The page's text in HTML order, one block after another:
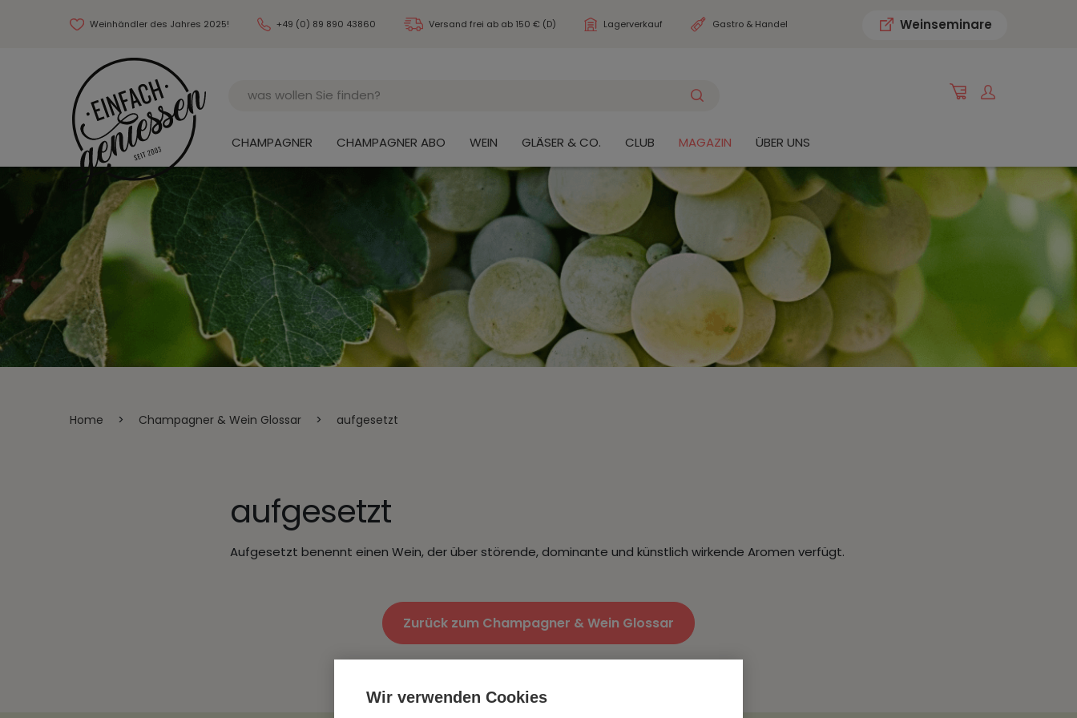
Weinhändler des Jahres 2025! +49 (0) 89 890 43860 Versand frei ab ab 150 € (D) Lagerverkauf Gastro & Handel Weinseminare
CHAMPAGNER CHAMPAGNER ABO WEIN GLÄSER & CO. CLUB MAGAZIN ÜBER UNS
Home > Champagner & Wein Glossar > aufgesetzt
aufgesetzt
Aufgesetzt benennt einen Wein, der über störende, dominante und künstlich wirkende Aromen verfügt.
Zurück zum Champagner & Wein Glossar
Wir verwenden Cookies